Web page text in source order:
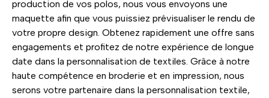
production de vos polos, nous vous envoyons une
maquette afin que vous puissiez prévisualiser le rendu de
votre propre design. Obtenez rapidement une offre sans
engagements et profitez de notre expérience de longue
date dans la personnalisation de textiles. Grâce à notre
haute compétence en broderie et en impression, nous
serons votre partenaire dans la personnalisation textile,